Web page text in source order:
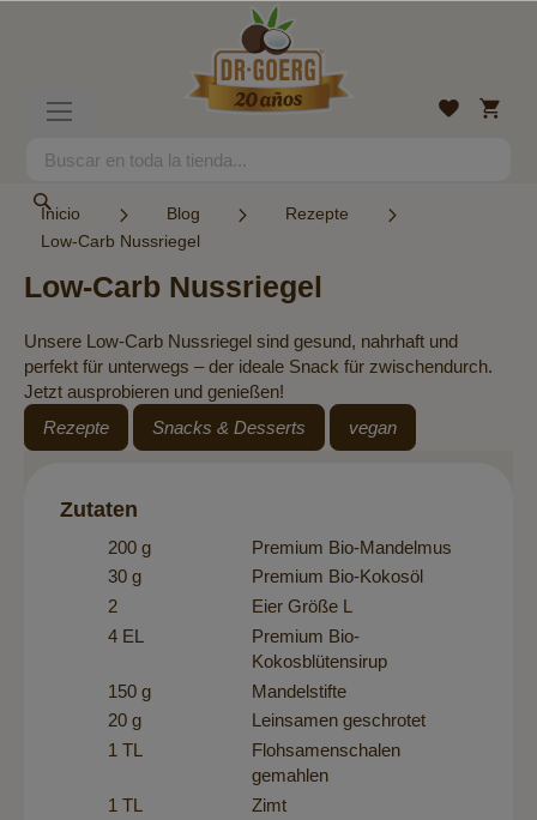
Search
Lista
Mi
cesta
Inicio Blog
Rezepte
Low-Carb Nussriegel
Low-Carb Nussriegel
Unsere Low-Carb Nussriegel sind gesund, nahrhaft und
perfekt für unterwegs – der ideale Snack für zwischendurch.
Jetzt ausprobieren und genießen!
Rezepte
Snacks & Desserts vegan
Zutaten
200 g
Premium Bio-Mandelmus
30 g
Premium Bio-Kokosöl
2
Eier Größe L
4 EL
Premium Bio-
Kokosblütensirup
150 g
Mandelstifte
20 g
Leinsamen geschrotet
1 TL
Flohsamenschalen
gemahlen
1 TL
Zimt